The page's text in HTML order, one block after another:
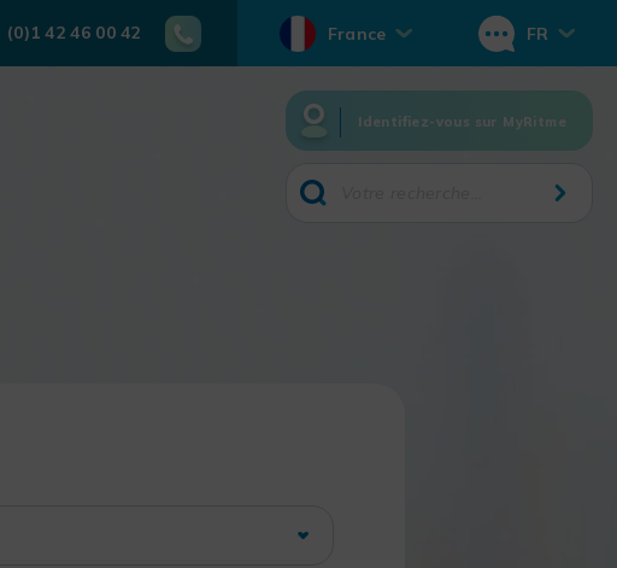
(0)1 42 46 00 42 France FR
Identifiez-vous sur MyRitme